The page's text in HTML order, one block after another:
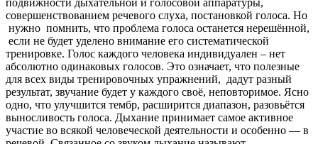
совершенствованием речевого слуха, постановкой голоса. Но
нужно помнить, что проблема голоса останется нерешённой,
если не будет уделено внимание его систематической
тренировке. Голос каждого человека индивидуален – нет
абсолютно одинаковых голосов. Это означает, что полезные
для всех виды тренировочных упражнений, дадут разный
результат, звучание будет у каждого своё, неповторимое. Ясно
одно, что улучшится тембр, расширится диапазон, разовьётся
выносливость голоса. Дыхание принимает самое активное
участие во всякой чело­веческой деятельности и особенно — в